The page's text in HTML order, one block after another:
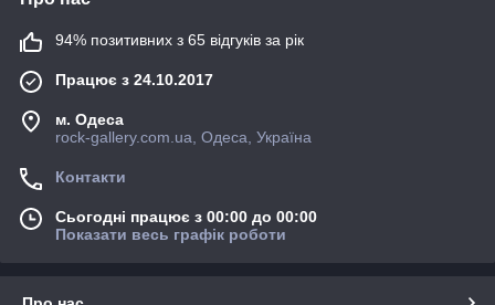
94% позитивних з 65 відгуків за рік
Працює з 24.10.2017
м. Одеса
rock-gallery.com.ua, Одеса, Україна
Контакти
Сьогодні працює з 00:00 до 00:00
Показати весь графік роботи